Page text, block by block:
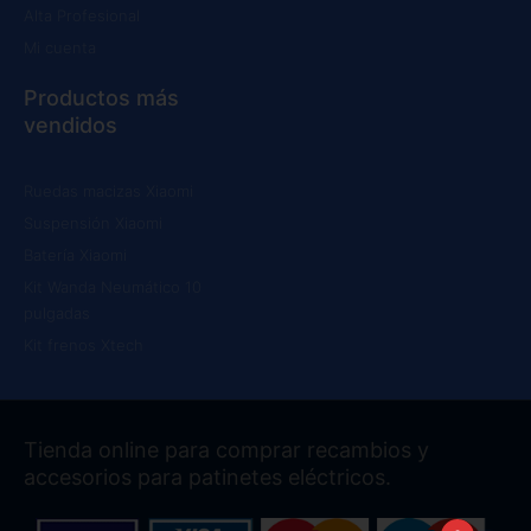
Productos más
vendidos
Tienda online para comprar recambios y
accesorios para patinetes eléctricos.